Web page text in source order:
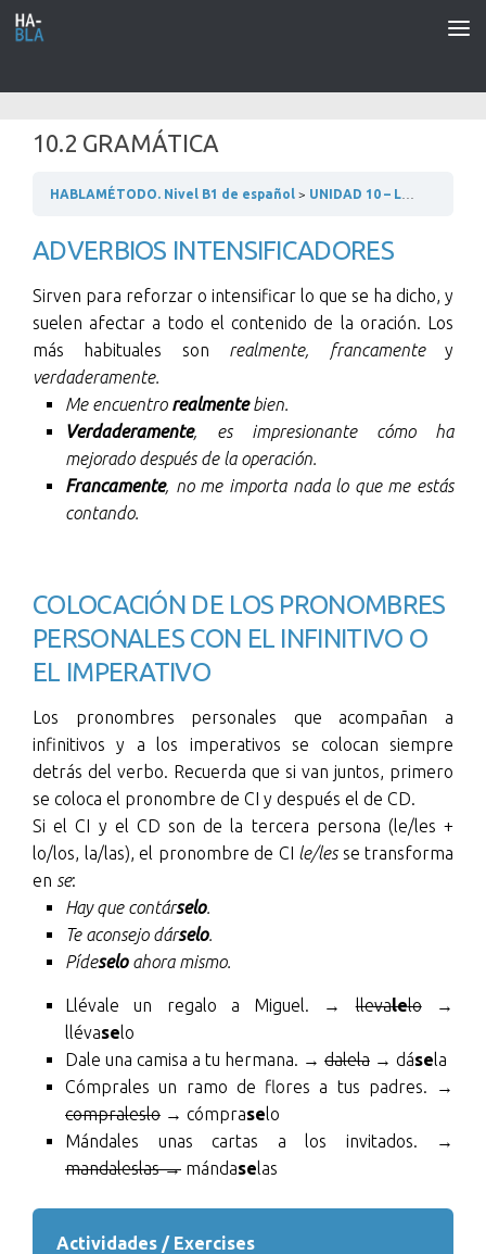
Saltar al contenido
10.2 GRAMÁTICA
HABLAMÉTODO. Nivel B1 de español UNIDAD 10 – LA SALUD
ADVERBIOS INTENSIFICADORES
Sirven para reforzar o intensificar lo que se ha dicho, y
suelen afectar a todo el contenido de la oración. Los
más habituales son realmente, francamentey
verdaderamente.
Me encuentro realmentebien.
Verdaderamente, es impresionante cómo ha
mejorado después de la operación.
Francamente, no me importa nada lo que me estás
contando.
COLOCACIÓN DE LOS PRONOMBRES
PERSONALES CON EL INFINITIVO O
EL IMPERATIVO
Los pronombres personales que acompañan a
infinitivos y a los imperativos se colocan siempre
detrás del verbo. Recuerda que si van juntos, primero
se coloca el pronombre de CI y después el de CD.
Si el CI y el CD son de la tercera persona (le/les +
lo/los, la/las), el pronombre de CI le/lesse transforma
en se:
Hay que contárselo.
Te aconsejo dárselo.
Pídeseloahora mismo.
Llévale un regalo a Miguel. →llevalelo→
llévaselo
Dale una camisa a tu hermana. → dalela → dásela
Cómprales un ramo de flores a tus padres. →
compraleslo → cómpraselo
Mándales unas cartas a los invitados. →
mandaleslas→ mándaselas
Actividades / Exercises